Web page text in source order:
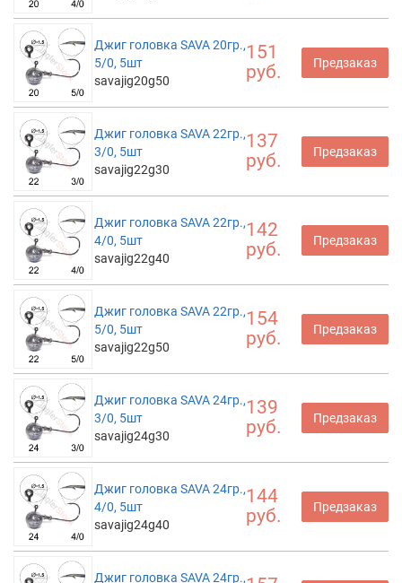
Джиг головка SAVA 20гр.,
5/0, 5шт
savajig20g50
151
руб.
Предзаказ
Джиг головка SAVA 22гр.,
3/0, 5шт
savajig22g30
137
руб.
Предзаказ
Джиг головка SAVA 22гр.,
4/0, 5шт
savajig22g40
142
руб.
Предзаказ
Джиг головка SAVA 22гр.,
5/0, 5шт
savajig22g50
154
руб.
Предзаказ
Джиг головка SAVA 24гр.,
3/0, 5шт
savajig24g30
139
руб.
Предзаказ
Джиг головка SAVA 24гр.,
4/0, 5шт
savajig24g40
144
руб.
Предзаказ
Джиг головка SAVA 24гр.,